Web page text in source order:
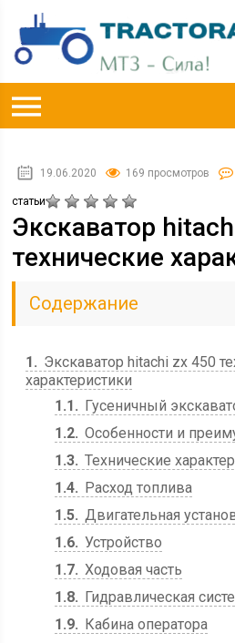
19.06.2020 169 просмотров
статьи
Экскаватор
технические
Содержание
1
Экскаватор hitachi zx 450
характеристики
1.1
Гусеничный
1.2 Особенности и
1.3 Технические
1.4
Расход топлива
1.5 Двигательная
1.6 Устройство
1.7 Ходовая часть
1.8
Гидравлическая
1.9
Кабина оператора